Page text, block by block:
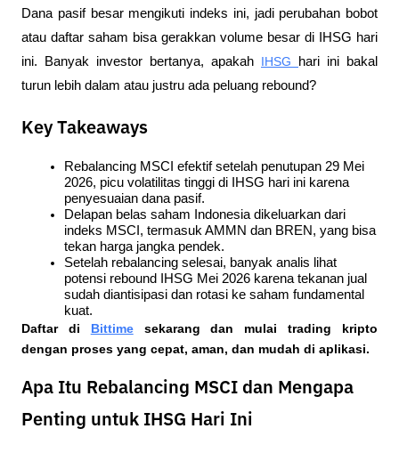
Dana pasif besar mengikuti indeks ini, jadi perubahan bobot
atau daftar saham bisa gerakkan volume besar di IHSG hari
ini. Banyak investor bertanya, apakah IHSG
hari ini bakal
turun lebih dalam atau justru ada peluang rebound?
Key Takeaways
Rebalancing MSCI efektif setelah penutupan 29 Mei
2026, picu volatilitas tinggi di IHSG hari ini karena
penyesuaian dana pasif.
Delapan belas saham Indonesia dikeluarkan dari
indeks MSCI, termasuk AMMN dan BREN, yang bisa
tekan harga jangka pendek.
Setelah rebalancing selesai, banyak analis lihat
potensi rebound IHSG Mei 2026 karena tekanan jual
sudah diantisipasi dan rotasi ke saham fundamental
kuat.
Daftar di
Bittime sekarang dan mulai trading kripto
dengan proses yang cepat, aman, dan mudah di aplikasi.
Apa Itu Rebalancing MSCI dan Mengapa
Penting untuk IHSG Hari Ini